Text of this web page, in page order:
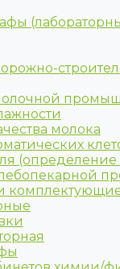
молока
(определение